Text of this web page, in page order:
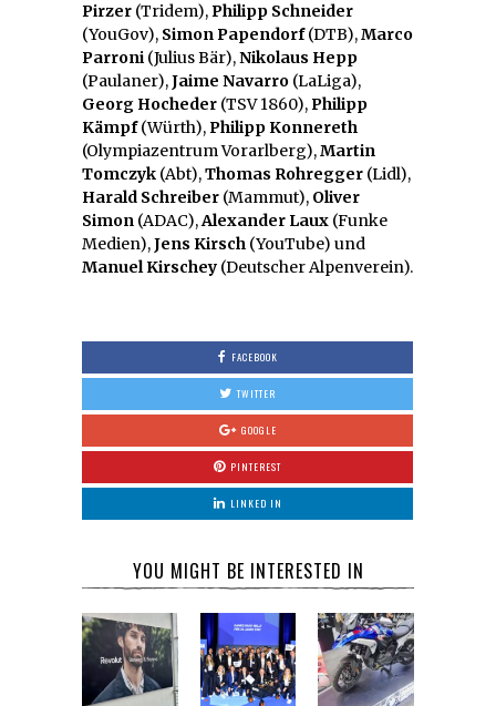
Pirzer (Tridem),Philipp Schneider
(YouGov), Simon Papendorf(DTB),Marco
Parroni (Julius Bär),Nikolaus Hepp
(Paulaner),Jaime Navarro (LaLiga),
Georg Hocheder (TSV 1860),Philipp
Kämpf(Würth),Philipp Konnereth
(Olympiazentrum Vorarlberg),Martin
Tomczyk (Abt),Thomas Rohregger (Lidl),
Harald Schreiber (Mammut), Oliver
Simon (ADAC),Alexander Laux (Funke
Medien),Jens Kirsch (YouTube) und
Manuel Kirschey (Deutscher Alpenverein).
FACEBOOK
TWITTER
GOOGLE
PINTEREST
LINKED IN
YOU MIGHT BE INTERESTED IN